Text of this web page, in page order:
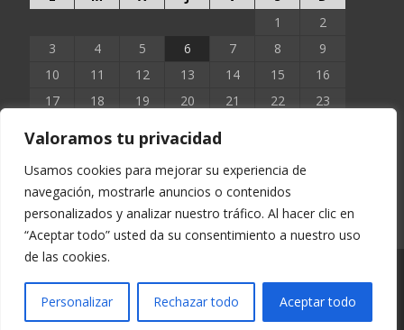
Valoramos tu privacidad
Usamos cookies para mejorar su experiencia de
navegación, mostrarle anuncios o contenidos
personalizados y analizar nuestro tráfico. Al hacer clic en
“Aceptar todo” usted da su consentimiento a nuestro uso
de las cookies.
Personalizar Rechazar todo Aceptar todo
1
2
3
4 5 6 7 8
9
10
11 12 13 14 15
16
17
18 19 20 21 22
23
« Jun
Copyright © EXTOPOCIEN 2023
Funciona con WordPress, temai-excelpor TemplatesNext.